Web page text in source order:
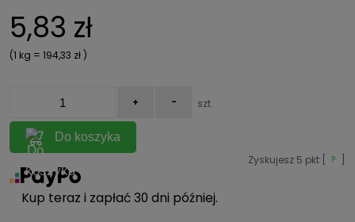
5,83 zł
(1 kg = 194,33 zł )
+ - szt.
Do koszyka
Zyskujesz 5 pkt [ ?
Kup teraz i zapłać 30 dni później.